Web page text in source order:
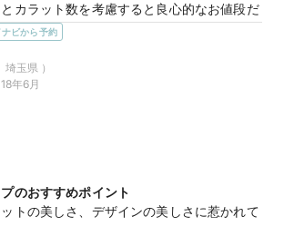
ダイヤモンド、ハニーゴールド
特典
め特典情報
祝早得特典／11時～13時までのご来店でさらに
ード
カラット数を考慮すると良心的なお値段だ
った理由
ナツボシという名前が素敵だなと思いまし
に入れられたブルーダイヤモンドも可愛
ダイヤリングが欲しいけど、ブルーダイヤ
うワガママを叶えてくれるデザインでし
ところ
お話しをしてくれる明るい店員さんたちが
イズなど微塵も期待できない彼氏なのです
ナビから予約
埼玉県 ）
年6月
のおすすめポイント
トの美しさ、デザインの美しさに惹かれて